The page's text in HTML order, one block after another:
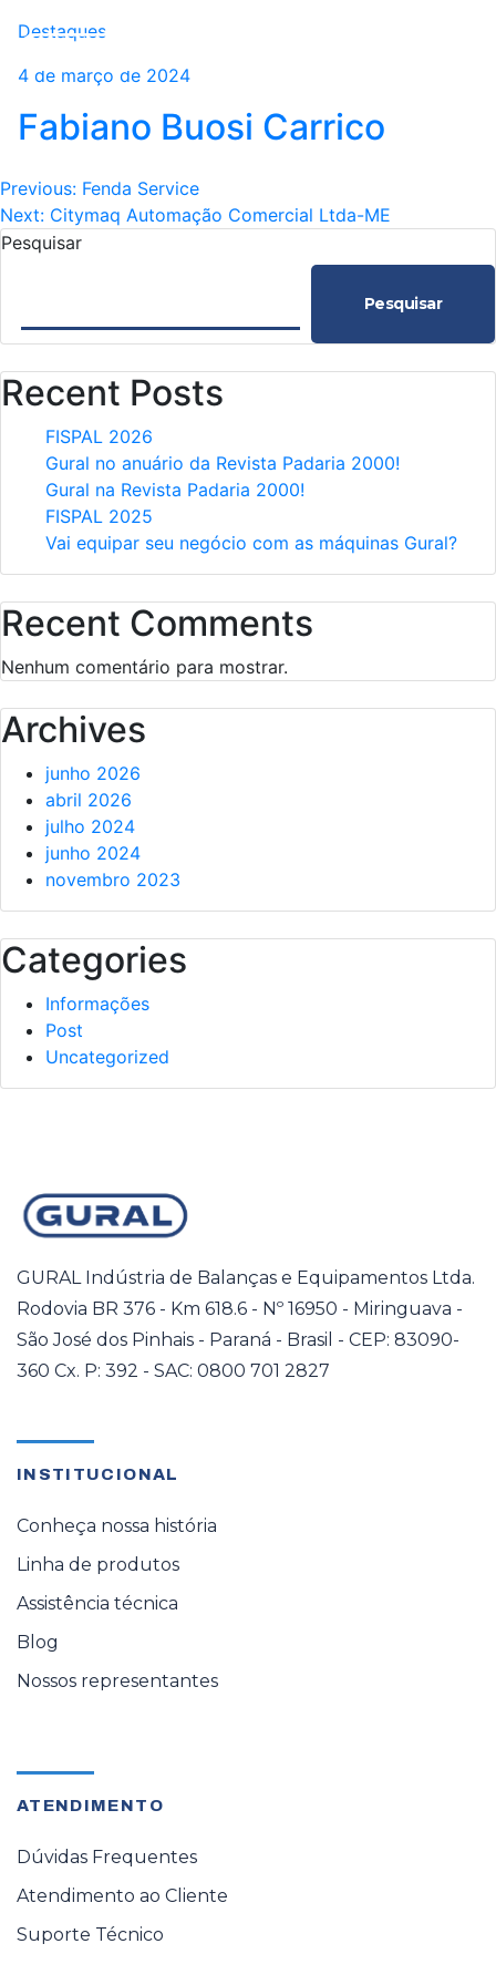
Destaques
4 de março de 2024
Fabiano Buosi Carrico
Navegação
de
Previous: Fenda Service
Next: Citymaq Automação Comercial Ltda-ME
Pesquisar
Pesquisar
Recent Posts
FISPAL 2026
Gural no anuário da Revista Padaria 2000!
Gural na Revista Padaria 2000!
FISPAL 2025
Vai equipar seu negócio com as máquinas Gural?
Recent Comments
Nenhum comentário para mostrar.
Archives
junho 2026
abril 2026
julho 2024
junho 2024
novembro 2023
Categories
Informações
Post
Uncategorized
GURAL Indústria de Balanças e Equipamentos Ltda.
Rodovia BR 376 - Km 618.6 - Nº 16950 - Miringuava -
São José dos Pinhais - Paraná - Brasil - CEP: 83090-
360 Cx. P: 392 - SAC: 0800 701 2827
INSTITUCIONAL
Conheça nossa história
Linha de produtos
Assistência técnica
Blog
Nossos representantes
ATENDIMENTO
Dúvidas Frequentes
Atendimento ao Cliente
Suporte Técnico